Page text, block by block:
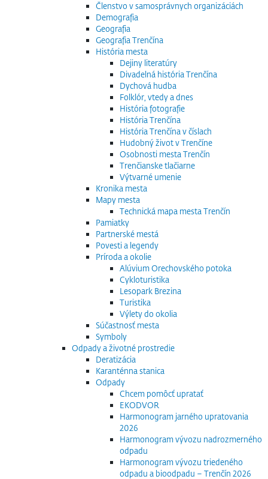
Členstvo v samosprávnych organizáciách
Demografia
Geografia
Geografia Trenčína
História mesta
Dejiny literatúry
Divadelná história Trenčína
Dychová hudba
Folklór, vtedy a dnes
História fotografie
História Trenčína
História Trenčína v číslach
Hudobný život v Trenčíne
Osobnosti mesta Trenčín
Trenčianske tlačiarne
Výtvarné umenie
Kronika mesta
Mapy mesta
Technická mapa mesta Trenčín
Pamiatky
Partnerské mestá
Povesti a legendy
Príroda a okolie
Alúvium Orechovského potoka
Cykloturistika
Lesopark Brezina
Turistika
Výlety do okolia
Súčastnosť mesta
Symboly
Odpady a životné prostredie
Deratizácia
Karanténna stanica
Odpady
Chcem pomôcť upratať
EKODVOR
Harmonogram jarného upratovania
2026
Harmonogram vývozu nadrozmerného
odpadu
Harmonogram vývozu triedeného
odpadu a bioodpadu – Trenčín 2026